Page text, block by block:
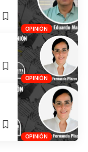
OPINIÓN
OPINIÓN
OPINIÓN